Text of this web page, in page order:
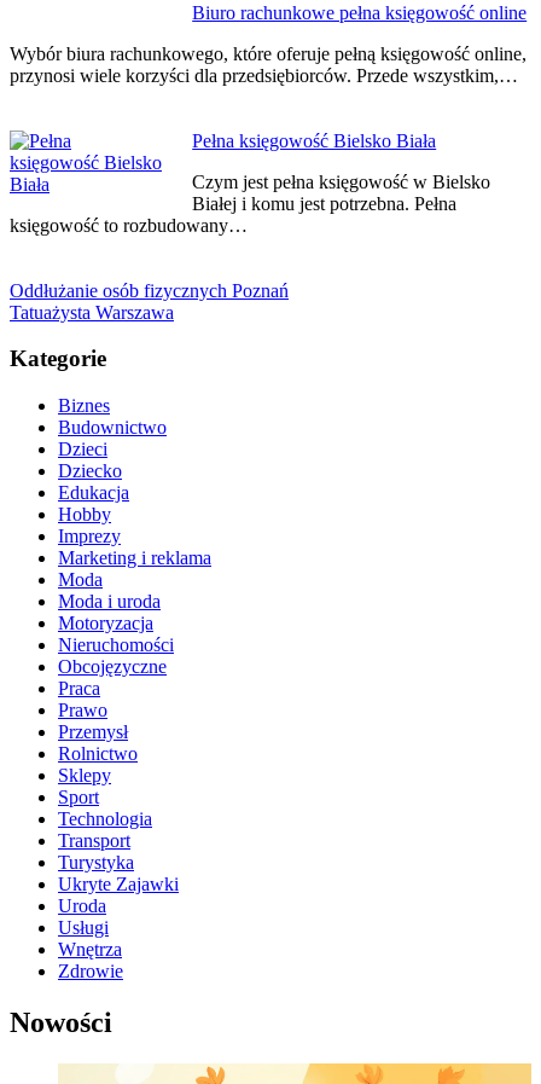
Biuro rachunkowe pełna księgowość online
Wybór biura rachunkowego, które oferuje pełną księgowość online,
przynosi wiele korzyści dla przedsiębiorców. Przede wszystkim,…
Pełna księgowość Bielsko Biała
Czym jest pełna księgowość w Bielsko
Białej i komu jest potrzebna. Pełna
księgowość to rozbudowany…
Oddłużanie osób fizycznych Poznań
Tatuażysta Warszawa
Kategorie
Biznes
Budownictwo
Dzieci
Dziecko
Edukacja
Hobby
Imprezy
Marketing i reklama
Moda
Moda i uroda
Motoryzacja
Nieruchomości
Obcojęzyczne
Praca
Prawo
Przemysł
Rolnictwo
Sklepy
Sport
Technologia
Transport
Turystyka
Ukryte Zajawki
Uroda
Usługi
Wnętrza
Zdrowie
Nowości